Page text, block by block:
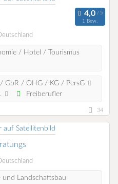
1 Bew.
/ Hotel / Tourismus
GbR / OHG / KG / PersG
Freiberufler
34
und Landschaftsbau